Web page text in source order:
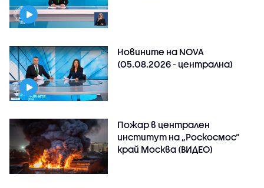
Новините на NOVA
(05.08.2026 - централна)
Пожар в централен
институт на „Роскосмос“
край Москва (ВИДЕО)